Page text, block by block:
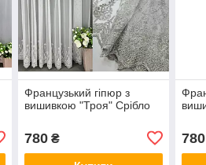
Французький гіпюр з
вишивкою "Троя" Срібло
780₴ 780